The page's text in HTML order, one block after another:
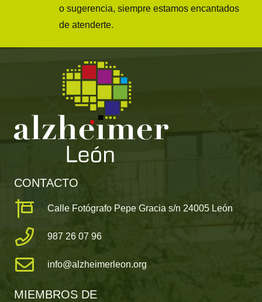
o sugerencia, siempre estamos encantados
de atenderte.
CONTACTO
Calle Fotógrafo Pepe Gracia s/n 24005 León
987 26 07 96
info@alzheimerleon.org
MIEMBROS DE